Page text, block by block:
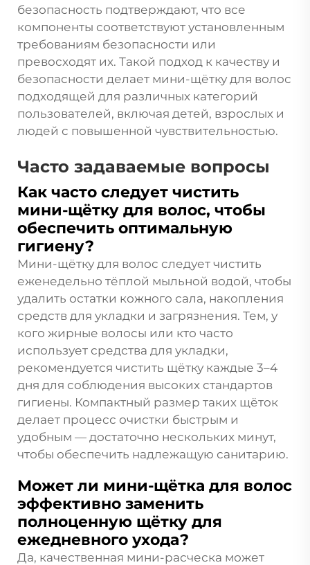
безопасность подтверждают, что все
компоненты соответствуют установленным
требованиям безопасности или
превосходят их. Такой подход к качеству и
безопасности делает мини-щётку для волос
подходящей для различных категорий
пользователей, включая детей, взрослых и
людей с повышенной чувствительностью.
Часто задаваемые вопросы
Как часто следует чистить
мини-щётку для волос, чтобы
обеспечить оптимальную
гигиену?
Мини-щётку для волос следует чистить
еженедельно тёплой мыльной водой, чтобы
удалить остатки кожного сала, накопления
средств для укладки и загрязнения. Тем, у
кого жирные волосы или кто часто
использует средства для укладки,
рекомендуется чистить щётку каждые 3–4
дня для соблюдения высоких стандартов
гигиены. Компактный размер таких щёток
делает процесс очистки быстрым и
удобным — достаточно нескольких минут,
чтобы обеспечить надлежащую санитарию.
Может ли мини-щётка для волос
эффективно заменить
полноценную щётку для
ежедневного ухода?
Да, качественная мини-расческа может